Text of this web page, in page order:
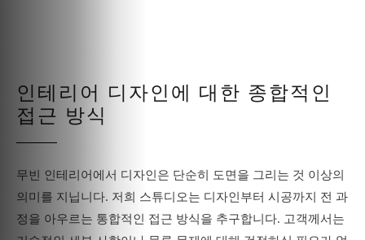
인테리어 디자인에 대한 종합적인
접근 방식
무빈 인테리어에서 디자인은 단순히 도면을 그리는 것 이상의
의미를 지닙니다. 저희 스튜디오는 디자인부터 시공까지 전 과
정을 아우르는 통합적인 접근 방식을 추구합니다. 고객께서는